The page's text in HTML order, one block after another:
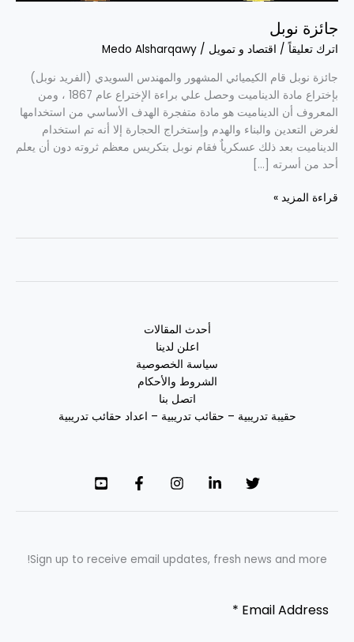
جائزة نوبل
اترك تعليقاً / اقتصاد و تمويل /
Medo Alsharqawy
جائزة نوبل قام الكيميائي المشهور والمهندس السويدي (الفريد نوبل)
بإختراع مادة الديناميت وحصل علي براءة الإختراع عام 1867 ، ومن
المعروف أن الديناميت هو مادة متفجرة الهدف الأساسي من استخدامها
لغرض التعدين والبناء والهدم وإستخراج الحجارة إلا أنه تم استخدام
الديناميت بعد ذلك عسكرياٌ فقام نوبل بتكريس معظم ثروته دون أن يعلم
أحد من أسرته […]
قراءة المزيد »
أحدث المقالات
اعلن لدينا
سياسة الخصوصية
الشروط والأحكام
اتصل بنا
حقيبة تدريبية – حقائب تدريبية – اعداد حقائب تدريبية
Sign up to receive email updates, fresh news and more!